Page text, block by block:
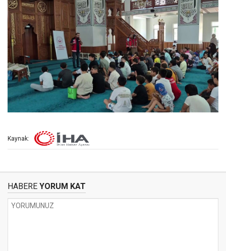
Kaynak:
HABERE YORUM KAT